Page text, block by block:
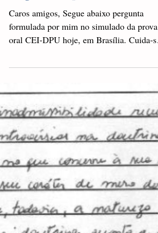
Perguntas de prova oral #1
Caros amigos, Segue abaixo pergunta
formulada por mim no simulado da prova